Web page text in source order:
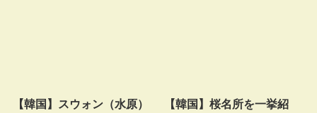
【韓国】スウォン（水原）
【韓国】桜名所を一挙紹